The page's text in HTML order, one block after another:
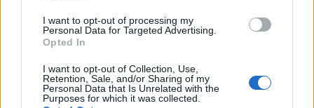
I want to opt-out of processing my
Personal Data for Targeted Advertising.
Opted In
I want to opt-out of Collection, Use,
Retention, Sale, and/or Sharing of my
Personal Data that Is Unrelated with the
Purposes for which it was collected.
Baron forum, Masculin, <
Mesaje: 800 Aprecieri primite: 12.197 Puncte trofeu: 850
Legendă vie, Masculin, <
Mesaje: 8.670 Aprecieri primite: 111.478 Puncte trofeu: 6.000